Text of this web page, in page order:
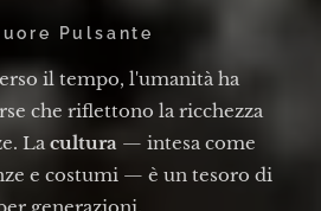
Pulsante
il tempo, l'umanità ha
che riflettono la ricchezza
La cultura — intesa come
e costumi — è un tesoro di